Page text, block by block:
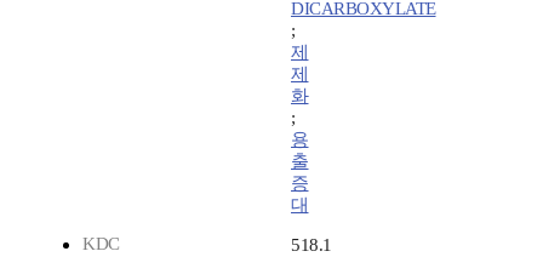
DICARBOXYLATE
;
제
제
화
;
용
출
증
대
KDC
518.1